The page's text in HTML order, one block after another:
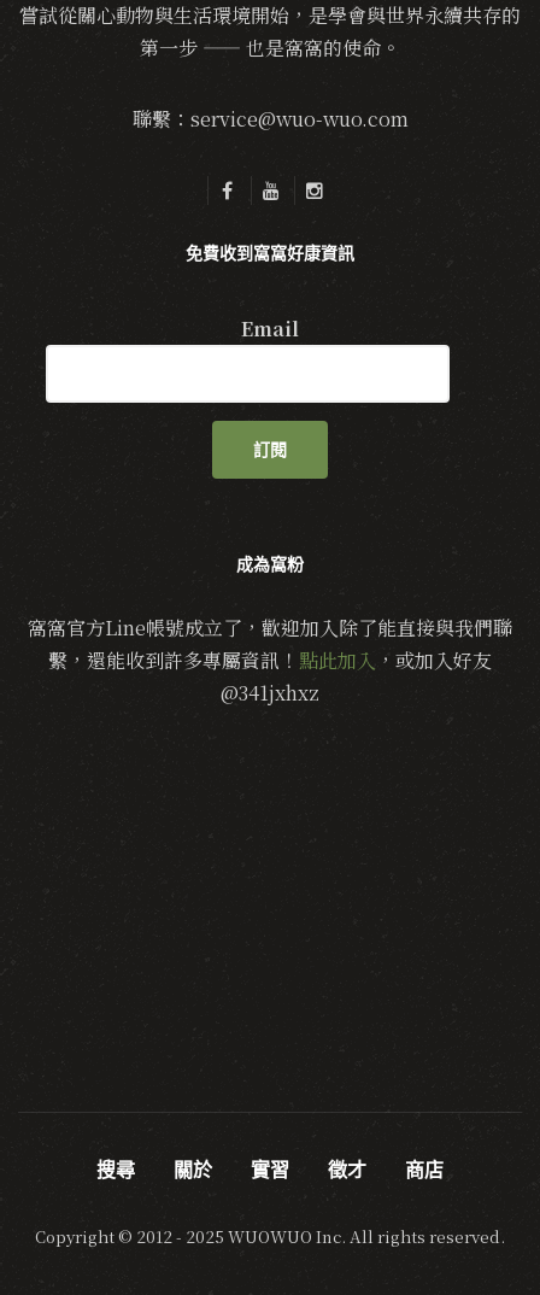
嘗試從關心動物與生活環境開始，是學會與世界永續共存的
第一步 —— 也是窩窩的使命。
聯繫：service@wuo-wuo.com
免費收到窩窩好康資訊
Email
訂閱
成為窩粉
窩窩官方Line帳號成立了，歡迎加入除了能直接與我們聯
繫，還能收到許多專屬資訊！ 點此加入 ，或加入好友
@341jxhxz
搜尋 關於 實習 徵才 商店
Copyright © 2012 - 2025 WUOWUO Inc. All rights reserved.